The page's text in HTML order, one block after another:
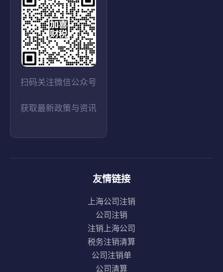
扫码关注微信公众号
获取最新政策与资讯
友情链接
上海公司注销
公司注销
注销上海公司
税务注销清算
公司注销单
公司清算